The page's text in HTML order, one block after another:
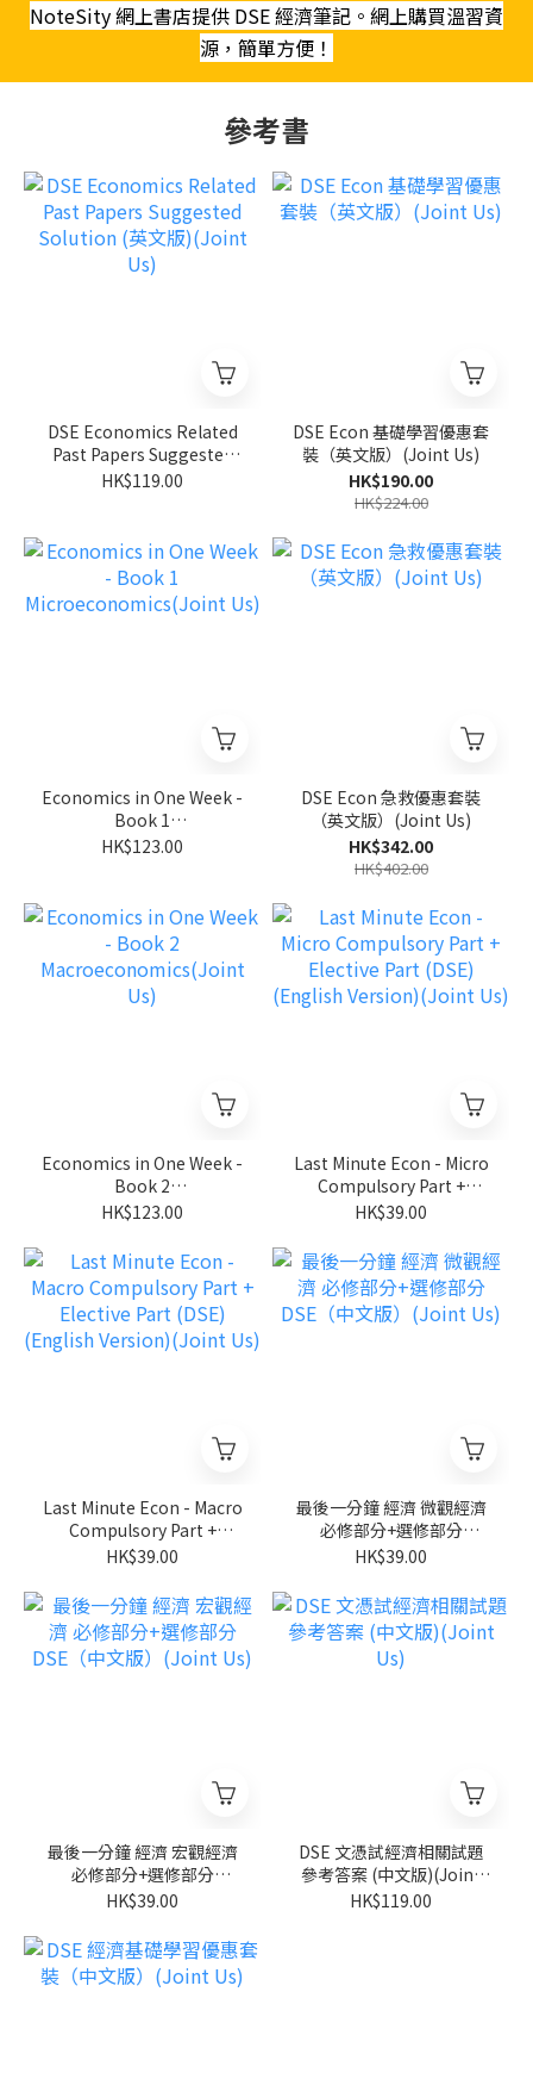
NoteSity 網上書店提供 DSE 經濟筆記。網上購買溫習資
源，簡單方便！
參考書
DSE Economics Related
Past Papers Suggested
Solution (英文版)(Joint
HK$119.00
DSE Econ 基礎學習優惠套
裝（英文版）(Joint Us)
HK$190.00
HK$224.00
Economics in One Week -
Book 1
Microeconomics(Joint
HK$123.00
DSE Econ 急救優惠套裝
（英文版）(Joint Us)
HK$342.00
HK$402.00
Economics in One Week -
Book 2
Macroeconomics(Joint
HK$123.00
Last Minute Econ - Micro
Compulsory Part +
Elective Part (DSE)
Us)
HK$39.00
Last Minute Econ - Macro
Compulsory Part +
Elective Part (DSE)
Us)
HK$39.00
最後一分鐘 經濟 微觀經濟
必修部分+選修部分
DSE（中文版）(Joint Us)
HK$39.00
最後一分鐘 經濟 宏觀經濟
必修部分+選修部分
DSE（中文版）(Joint Us)
HK$39.00
DSE 文憑試經濟相關試題
參考答案 (中文版)(Joint
Us)
HK$119.00